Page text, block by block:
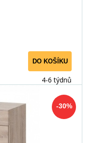
DO KOŠÍKU
4-6 týdnů
-30%